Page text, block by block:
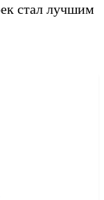
стал лучшим